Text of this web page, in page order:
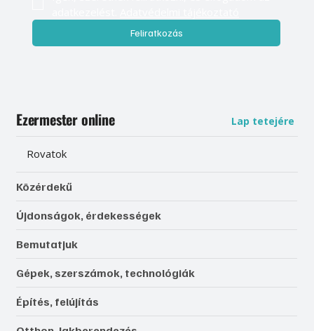
Feliratkozás
Ezermester online Lap tetejére
Rovatok
Közérdekű
Újdonságok, érdekességek
Bemutatjuk
Gépek, szerszámok, technológiák
Építés, felújítás